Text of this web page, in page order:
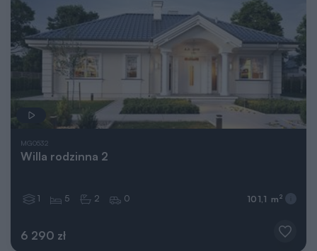
MG0532
Willa rodzinna 2
6 290 zł
1 5 2 0 101,1 m 2